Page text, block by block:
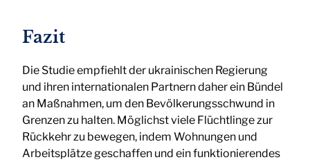
Fazit
Die Studie empfiehlt der ukrainischen Regierung
und ihren internationalen Partnern daher ein Bündel
an Maßnahmen, um den Bevölkerungsschwund in
Grenzen zu halten. Möglichst viele Flüchtlinge zur
Rückkehr zu bewegen, indem Wohnungen und
Arbeitsplätze geschaffen und ein funktionierendes